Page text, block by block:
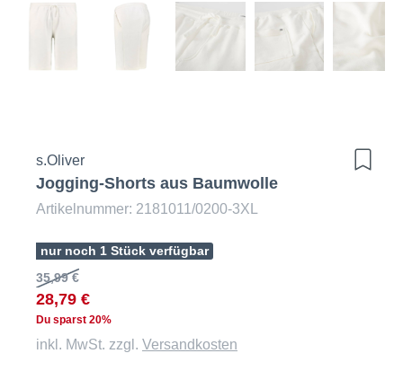
s.Oliver
Jogging-Shorts aus Baumwolle
Artikelnummer: 2181011/0200-3XL
nur noch 1 Stück verfügbar
35,99 €
28,79 €
Du sparst 20%
inkl. MwSt. zzgl. Versandkosten